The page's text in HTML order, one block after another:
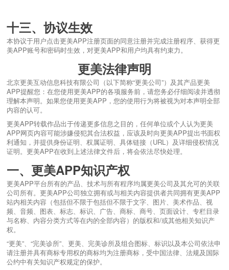
十三、协议生效
本协议于用户点击更美APP注册页面的同意注册并完成注册程序、获得更
美APP账号和密码时生效，对更美APP和用户均具有约束力。
更美法律声明
北京更美互动信息科技有限公司（以下简称“更美公司”）及其产品更美
APP提醒您：在您使用更美APP的各项服务前，请您务必仔细阅读并透彻
理解本声明。如果您使用更美APP，您的使用行为将被视为对本声明全部
内容的认可。
更美APP转载作品出于传递更多信息之目的，任何单位或个人认为更美
APP网页内容可能涉嫌侵犯其合法权益，应该及时向更美APP提出书面权
利通知，并提供身份证明、权属证明、具体链接（URL）及详细侵权情况
证明。更美APP在收到上述法律文件后，将会依法尽快处理。
一、更美APP知识产权
更美APP平台所有的产品、技术与所有程序均属更美公司及其允可的关联
公司所有。更美APP公司独立拥有或与相关内容提供者共同拥有更美APP
站内相关内容（包括但不限于包括但不限于文字、图片、美术作品、视
频、音频、图表、标志、标识、广告、商标、商号、页面设计、专栏目录
与名称、内容分类方式等在内的全部内容）的版权和/或其他相关知识产
权。
“更美”、“完美诊所”、更美、完美诊所及组合图标、标识以及本公司依法申
请注册并具有商标专用权的商标均为注册商标，受中国法律、法规及国际
公约中有关知识产权规定的保护。